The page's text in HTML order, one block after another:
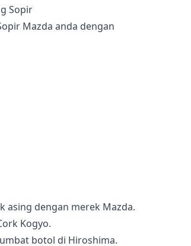
Mazda anda dengan
asing dengan merek Mazda.
Kogyo.
botol di Hiroshima.